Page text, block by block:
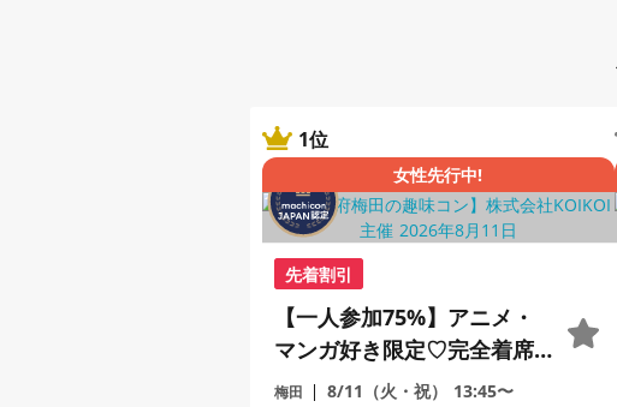
1位
女性先行中!
先着割引
【一人参加75%】アニメ・
マンガ好き限定♡完全着席×
マッチングゲーム付きアニ
梅田 8/11（火・祝） 13:45〜